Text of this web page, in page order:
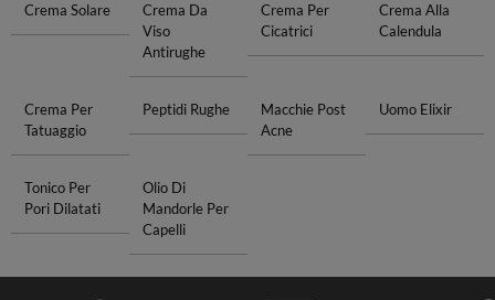
Crema Solare
Crema Da
Viso
Antirughe
Crema Per
Cicatrici
Crema Alla
Calendula
Crema Per
Tatuaggio
Peptidi Rughe
Macchie Post
Acne
Uomo Elixir
Tonico Per
Pori Dilatati
Olio Di
Mandorle Per
Capelli